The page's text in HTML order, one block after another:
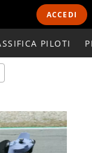
ACCEDI
PILOTI